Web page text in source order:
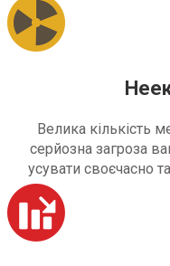
Велика кількість
серйозна загроза
усувати своєчасно